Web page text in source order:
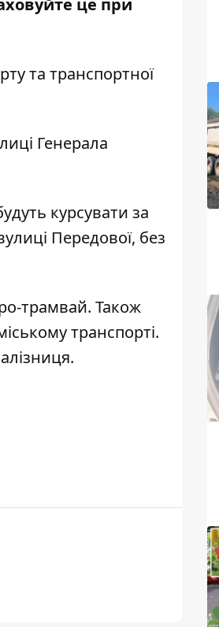
це при
та транспортної
Генерала
курсувати за
Передової, без
трамвай. Також
транспорті.
.